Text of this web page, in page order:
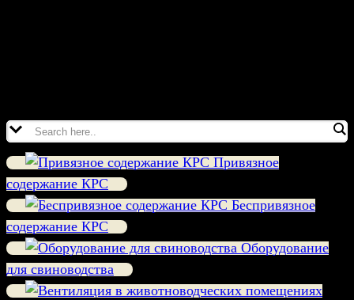
Привязное
содержание КРС
Беспривязное
содержание КРС
Оборудование
для свиноводства